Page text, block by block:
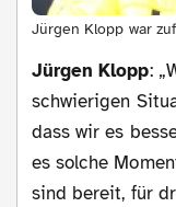
Jürgen Klopp war
Jürgen Klopp:
schwierigen
dass wir es
es solche
sind bereit, für